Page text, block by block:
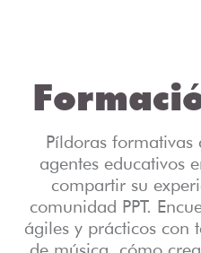
Píldoras formativas
agentes educativos
compartir su
comunidad PPT.
ágiles y prácticos con